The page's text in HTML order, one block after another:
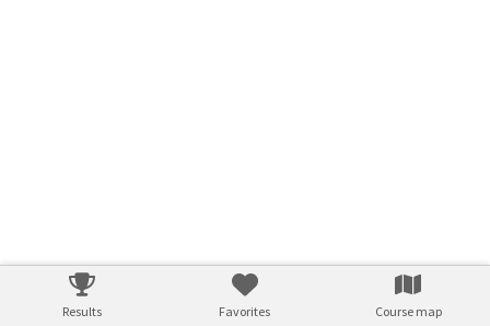
Results Favorites Course map